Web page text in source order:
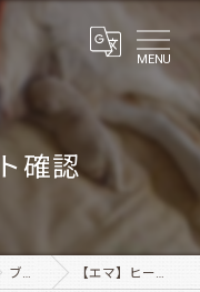
MENU
確認
ブログ 【エマ】ヒート確認